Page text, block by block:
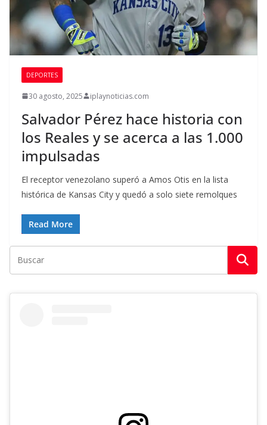
DEPORTES
30 agosto, 2025 iplaynoticias.com
Salvador Pérez hace historia con
los Reales y se acerca a las 1.000
impulsadas
El receptor venezolano superó a Amos Otis en la lista
histórica de Kansas City y quedó a solo siete remolques
Read More